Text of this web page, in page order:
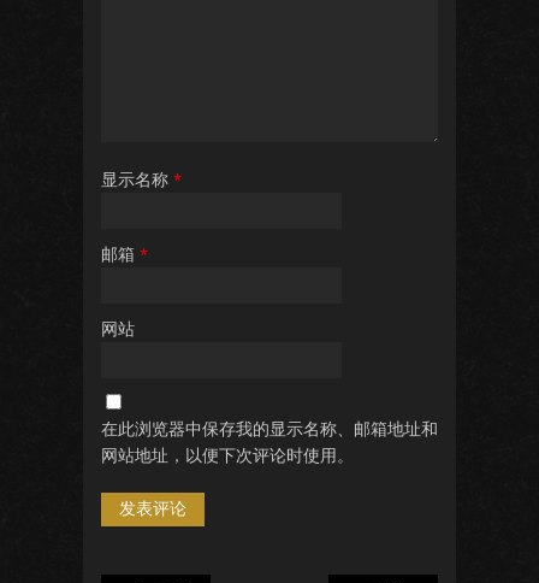
显示名称 *
邮箱 *
网站
在此浏览器中保存我的显示名称、邮箱地址和
网站地址，以便下次评论时使用。